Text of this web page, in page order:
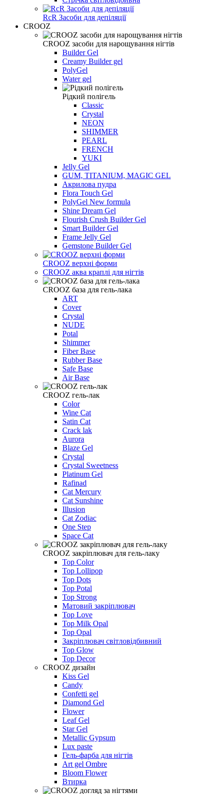
RcR Засоби для депіляції
CROOZ
CROOZ засоби для нарощування нігтів
Builder Gel
Creamy Builder gel
PolyGel
Water gel
Рідкий полігель
Classic
Crystal
NEON
SHIMMER
PEARL
FRENCH
YUKI
Jelly Gel
GUM, TITANIUM, MAGIC GEL
Акрилова пудра
Flora Touch Gel
PolyGel New formula
Shine Dream Gel
Flourish Crush Builder Gel
Smart Builder Gel
Frame Jelly Gel
Gemstone Builder Gel
CROOZ верхні форми
CROOZ аква краплі для нігтів
CROOZ база для гель-лака
ART
Cover
Crystal
NUDE
Potal
Shimmer
Fiber Base
Rubber Base
Safe Base
Air Base
CROOZ гель-лак
Color
Wine Cat
Satin Cat
Crack lak
Aurora
Blaze Gel
Crystal
Crystal Sweetness
Platinum Gel
Rafinad
Cat Mercury
Cat Sunshine
Illusion
Cat Zodiac
One Step
Space Cat
CROOZ закріплювач для гель-лаку
Top Color
Top Lollipop
Top Dots
Top Potal
Top Strong
Матовий закріплювач
Top Love
Top Milk Opal
Top Opal
Закріплювач світловідбивний
Top Glow
Top Decor
CROOZ дизайн
Kiss Gel
Candy
Confetti gel
Diamond Gel
Flower
Leaf Gel
Star Gel
Metallic Gypsum
Lux paste
Гель-фарба для нігтів
Art gel Ombre
Bloom Flower
Втирка